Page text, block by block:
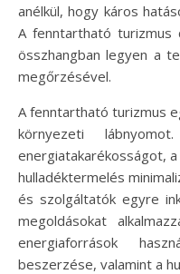
anélkül, hogy káros
A fenntartható turizmus
összhangban legyen a
megőrzésével.
A fenntartható turizmus
környezeti
energiatakarékosságot,
hulladéktermelés
és szolgáltatók egyre
megoldásokat
energiaforrások
beszerzése, valamint a